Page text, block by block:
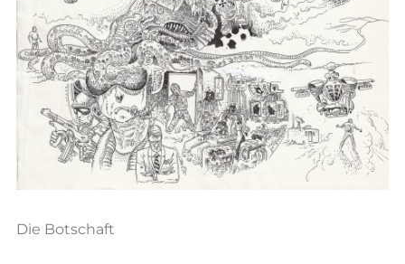
Die Botschaft